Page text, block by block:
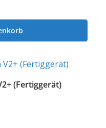
(Fertiggerät)